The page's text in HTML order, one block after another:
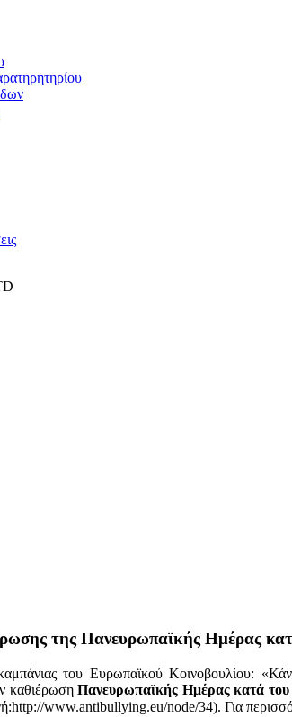
της Πανευρωπαϊκής Ημέρας
του Ευρωπαϊκού Κοινοβουλίου:
καθιέρωσηΠανευρωπαϊκής Ημέρας κατά του
www.antibullying.eu/node/34). Για